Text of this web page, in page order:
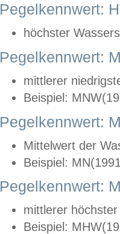
Pegelkennwert:
höchster
Pegelkennwert:
mittlerer
Beispiel:
Pegelkennwert:
Mittelwert der
Beispiel:
Pegelkennwert:
mittlerer
Beispiel: